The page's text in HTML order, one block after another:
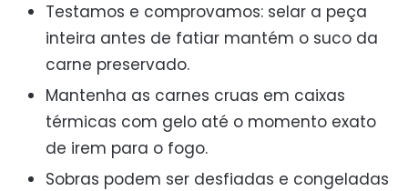
Testamos e comprovamos: selar a peça
inteira antes de fatiar mantém o suco da
carne preservado.
Mantenha as carnes cruas em caixas
térmicas com gelo até o momento exato
de irem para o fogo.
Sobras podem ser desfiadas e congeladas